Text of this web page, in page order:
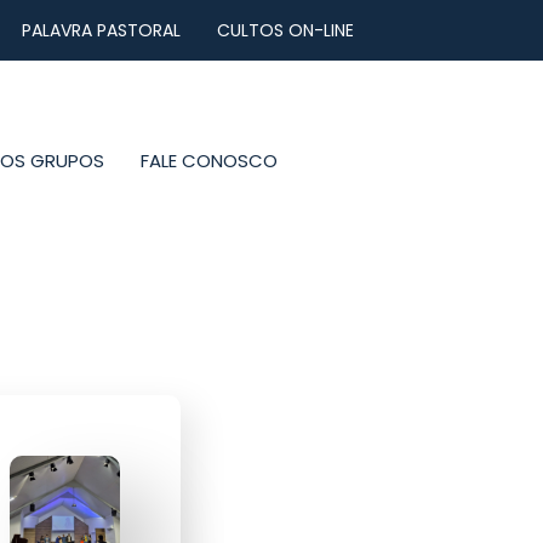
PALAVRA PASTORAL CULTOS ON-LINE
GRUPOS FALE CONOSCO